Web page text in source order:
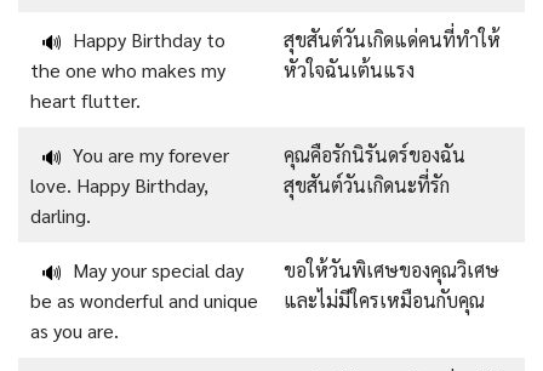
🔊 Happy Birthday to
the one who makes my
heart flutter.
สุขสันต์วันเกิดแด่คนที่ทำให้
หัวใจฉันเต้นแรง
🔊 You are my forever
love. Happy Birthday,
darling.
คุณคือรักนิรันดร์ของฉัน
สุขสันต์วันเกิดนะที่รัก
🔊 May your special day
be as wonderful and unique
as you are.
ขอให้วันพิเศษของคุณวิเศษ
และไม่มีใครเหมือนกับคุณ